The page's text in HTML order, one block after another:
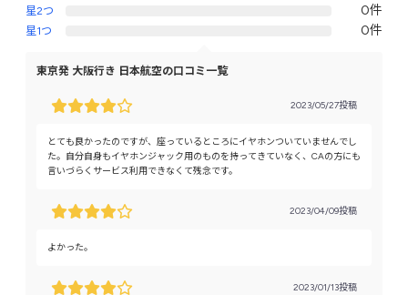
星2つ 0件
星1つ 0件
東京発 大阪行き 日本航空の口コミ一覧
2023/05/27投稿
とても良かったのですが、座っているところにイヤホンついていませんでし
た。自分自身もイヤホンジャック用のものを持ってきていなく、CAの方にも
言いづらくサービス利用できなくて残念です。
2023/04/09投稿
よかった。
2023/01/13投稿